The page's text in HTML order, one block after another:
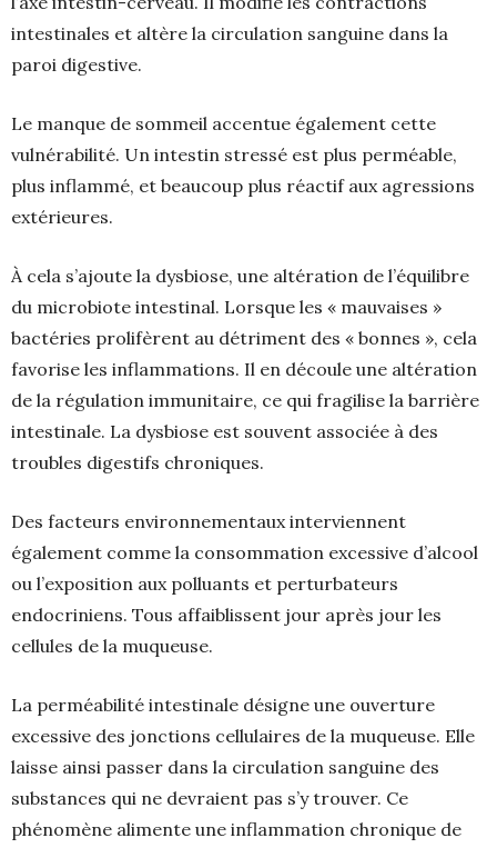
intestinales et altère la circulation sanguine dans la
paroi digestive.
Le manque de sommeil accentue également cette
vulnérabilité. Un intestin stressé est plus perméable,
plus inflammé, et beaucoup plus réactif aux agressions
extérieures.
À cela s’ajoute la dysbiose, une altération de l’équilibre
du microbiote intestinal. Lorsque les « mauvaises »
bactéries prolifèrent au détriment des « bonnes », cela
favorise les inflammations. Il en découle une altération
de la régulation immunitaire, ce qui fragilise la barrière
intestinale. La dysbiose est souvent associée à des
troubles digestifs chroniques.
Des facteurs environnementaux interviennent
également comme la consommation excessive d’alcool
ou l’exposition aux polluants et perturbateurs
endocriniens. Tous affaiblissent jour après jour les
cellules de la muqueuse.
La perméabilité intestinale désigne une ouverture
excessive des jonctions cellulaires de la muqueuse. Elle
laisse ainsi passer dans la circulation sanguine des
substances qui ne devraient pas s’y trouver. Ce
phénomène alimente une inflammation chronique de